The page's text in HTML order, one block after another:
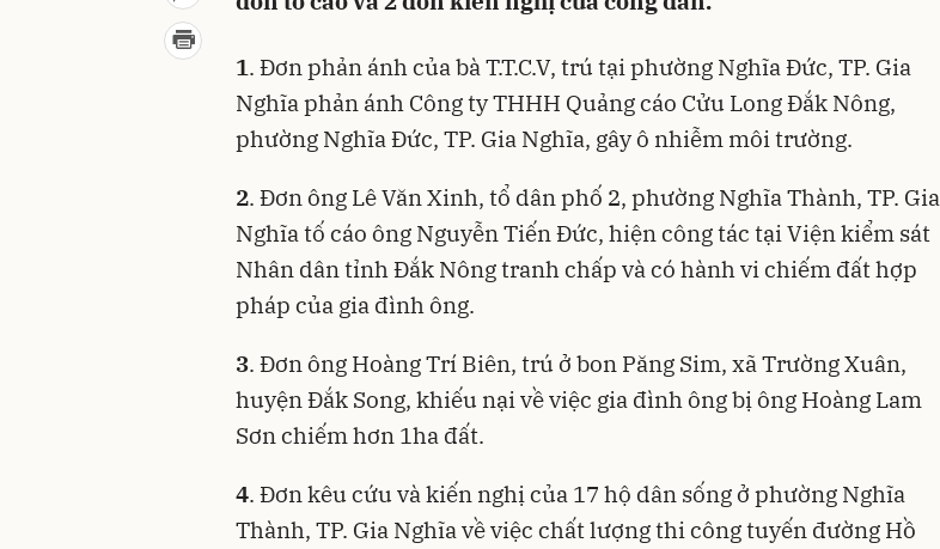
1. Đơn phản ánh của bà T.T.C.V, trú tại phường Nghĩa Đức, TP. Gia
Nghĩa phản ánh Công ty THHH Quảng cáo Cửu Long Đắk Nông,
phường Nghĩa Đức, TP. Gia Nghĩa, gây ô nhiễm môi trường.
2. Đơn ông Lê Văn Xinh, tổ dân phố 2, phường Nghĩa Thành, TP. Gia
Nghĩa tố cáo ông Nguyễn Tiến Đức, hiện công tác tại Viện kiểm sát
Nhân dân tỉnh Đắk Nông tranh chấp và có hành vi chiếm đất hợp
pháp của gia đình ông.
3. Đơn ông Hoàng Trí Biên, trú ở bon Păng Sim, xã Trường Xuân,
huyện Đắk Song, khiếu nại về việc gia đình ông bị ông Hoàng Lam
Sơn chiếm hơn 1ha đất.
4. Đơn kêu cứu và kiến nghị của 17 hộ dân sống ở phường Nghĩa
Thành, TP. Gia Nghĩa về việc chất lượng thi công tuyến đường Hồ